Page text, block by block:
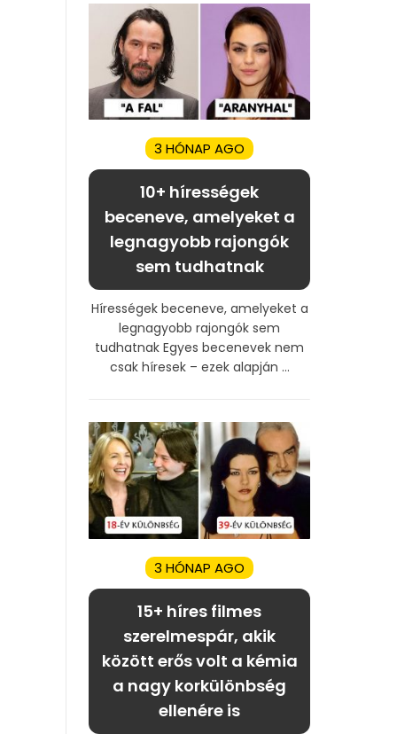
3 HÓNAP AGO
10+ hírességek
beceneve, amelyeket a
legnagyobb rajongók
sem tudhatnak
Hírességek beceneve, amelyeket a
legnagyobb rajongók sem
tudhatnak Egyes becenevek nem
csak híresek – ezek alapján ...
3 HÓNAP AGO
15+ híres filmes
szerelmespár, akik
között erős volt a kémia
a nagy korkülönbség
ellenére is